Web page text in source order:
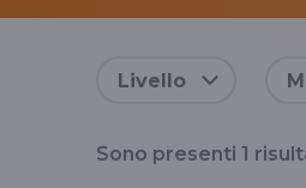
Livello
Sono presenti 1